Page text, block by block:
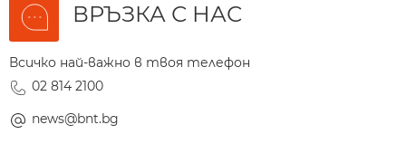
ВРЪЗКА С НАС
Всичко най-важно в твоя телефон
02 814 2100
news@bnt.bg